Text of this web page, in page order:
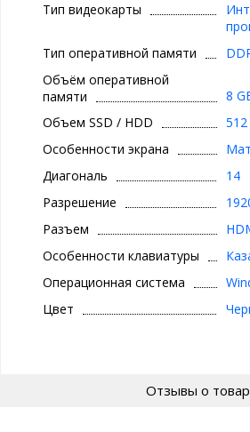
Тип видеокарты
Тип оперативной памяти
Объём оперативной
памяти
8
Объем SSD / HDD
512
Особенности экрана
Диагональ
14
Разрешение
Разъем
Особенности клавиатуры
Операционная система
Цвет
Отзывы о